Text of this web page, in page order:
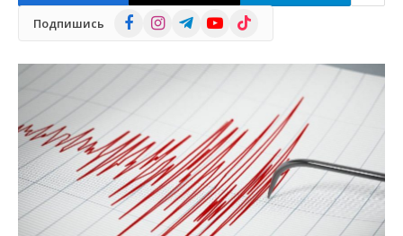
Подпишись FacebookInstagramTelegramYouTube
TikTok